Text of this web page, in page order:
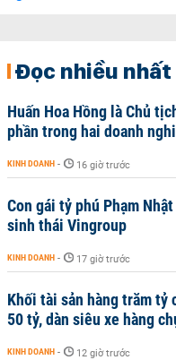
Đọc nhiều nhất
Huấn Hoa Hồng là Chủ
phần trong hai doanh
KINH DOANH - 16 giờ trước
Con gái tỷ phú Phạm
sinh thái Vingroup
KINH DOANH - 17 giờ trước
Khối tài sản hàng trăm tỷ
50 tỷ, dàn siêu xe hàng
KINH DOANH - 12 giờ trước